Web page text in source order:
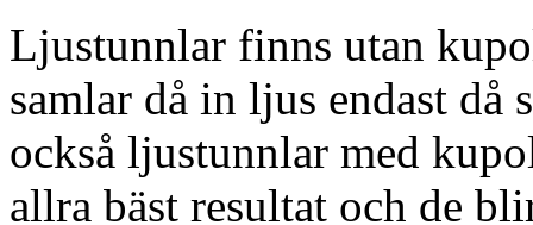
Ljustunnlar finns utan
samlar då in ljus endast då
också ljustunnlar med
allra bäst resultat och de